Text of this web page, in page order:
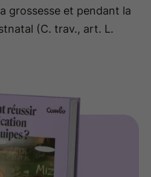
grossesse et pendant la
(C. trav., art. L.